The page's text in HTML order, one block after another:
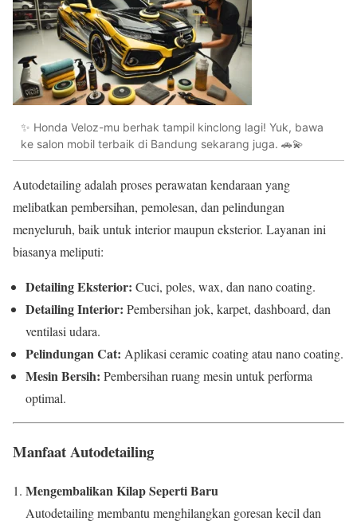
✨ Honda Veloz-mu berhak tampil kinclong lagi! Yuk, bawa
ke salon mobil terbaik di Bandung sekarang juga. 🚗💫
Autodetailing adalah proses perawatan kendaraan yang
melibatkan pembersihan, pemolesan, dan pelindungan
menyeluruh, baik untuk interior maupun eksterior. Layanan ini
biasanya meliputi:
Detailing Eksterior: Cuci, poles, wax, dan nano coating.
Detailing Interior: Pembersihan jok, karpet, dashboard, dan
ventilasi udara.
Pelindungan Cat: Aplikasi ceramic coating atau nano coating.
Mesin Bersih: Pembersihan ruang mesin untuk performa
optimal.
Manfaat Autodetailing
Mengembalikan Kilap Seperti Baru
Autodetailing membantu menghilangkan goresan kecil dan